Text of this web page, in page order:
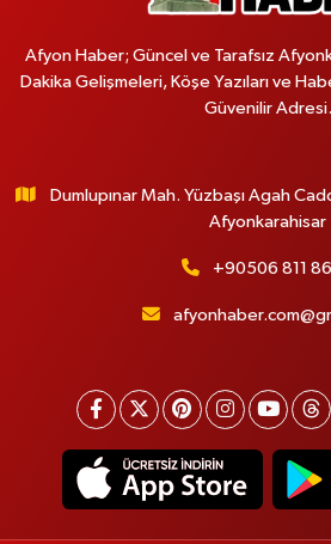
Afyon Haber; Güncel ve Tarafsız
Dakika Gelişmeleri, Köşe Yazıları ve
Güvenilir Adresi.
Dumlupınar Mah. Yüzbaşı Agah
Afyonkarahisar
+90506 811